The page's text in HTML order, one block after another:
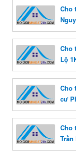
Cho
Cho
Lộ
Cho
cư
Cho
Trần